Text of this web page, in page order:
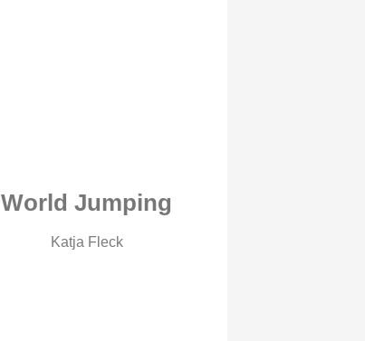
World Jumping
Katja Fleck